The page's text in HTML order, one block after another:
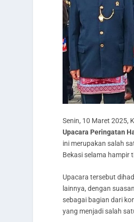
Senin, 10 Maret 2025,
Upacara Peringatan
ini merupakan salah
Bekasi selama hampir
Upacara tersebut
lainnya, dengan
sebagai bagian dari
yang menjadi salah